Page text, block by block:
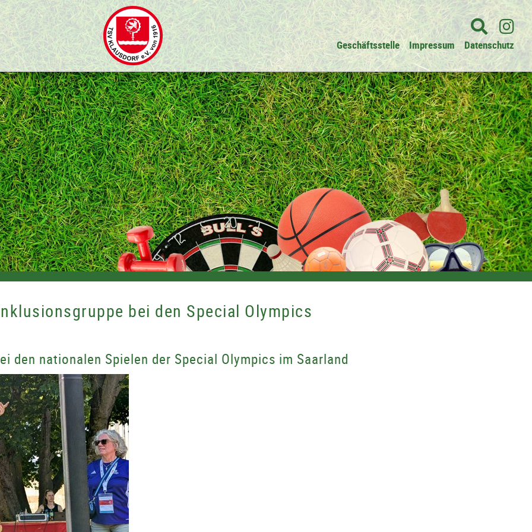
Geschäftsstelle Impressum Datenschutz
bei den Special Olympics
den nationalen Spielen der Special Olympics im Saarland